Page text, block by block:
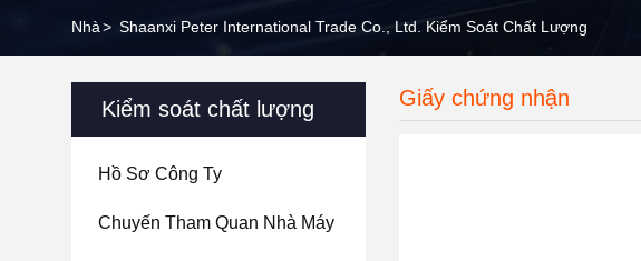
Nhà> Shaanxi Peter International Trade Co., Ltd. Kiểm Soát Chất Lượng
Kiểm soát chất lượng
Hồ Sơ Công Ty
Chuyến Tham Quan Nhà Máy
Giấy chứng nhận